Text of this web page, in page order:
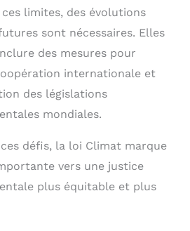
limites, des évolutions
sont nécessaires. Elles
des mesures pour
internationale et
des législations
mondiales.
défis, la loi Climat marque
vers une justice
plus équitable et plus